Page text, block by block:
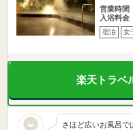
営業時間
入浴料金
宿泊 女
楽天トラベ
さほど広いお風呂で